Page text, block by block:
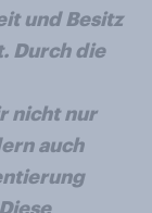
und Besitz
Durch die
nicht nur
auch